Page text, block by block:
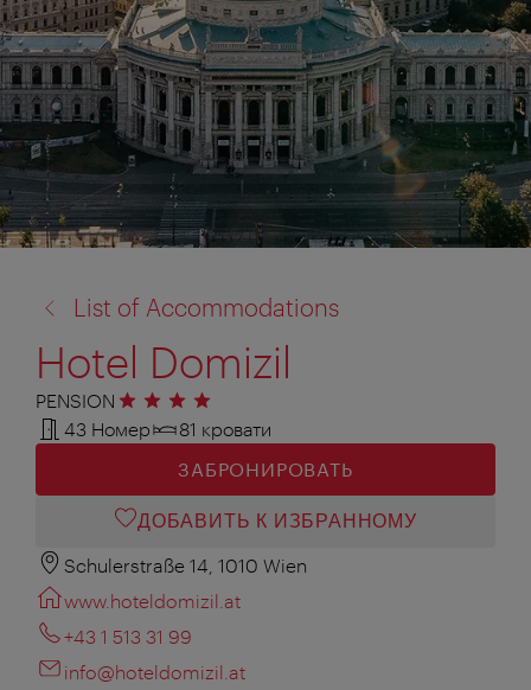
к:
List of Accommodations
Hotel Domizil
PENSION 4 звезды
43 Номер
81 кровати
ЗАБРОНИРОВАТЬ
ДОБАВИТЬ К ИЗБРАННОМУ
Schulerstraße 14, 1010 Wien
www.hoteldomizil.at
+43 1 513 31 99
info@hoteldomizil.at